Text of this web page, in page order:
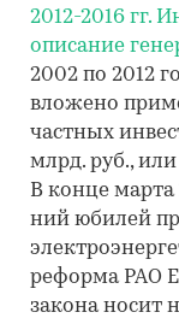
2012-2016 гг.
описание
2002 по 2012
вложено
частных
млрд. руб.,
В конце марта
ний юбилей
реформа РАО
закона носит